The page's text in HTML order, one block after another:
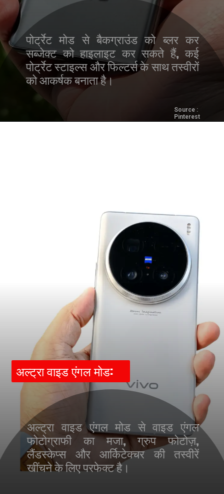
पोर्ट्रेट मोड से बैकग्राउंड को ब्लर कर
सब्जेक्ट को हाइलाइट कर सकते हैं, कई
पोर्ट्रेट स्टाइल्स और फिल्टर्स के साथ तस्वीरों
को आकर्षक बनाता है।
Source :
Pinterest
अल्ट्रा वाइड एंगल मोड से वाइड एंगल
फोटोग्राफी का मजा, ग्रुप फोटोज़,
लैंडस्केप्स और आर्किटेक्चर की तस्वीरें
खींचने के लिए परफेक्ट है।
अल्ट्रा वाइड एंगल मोड: